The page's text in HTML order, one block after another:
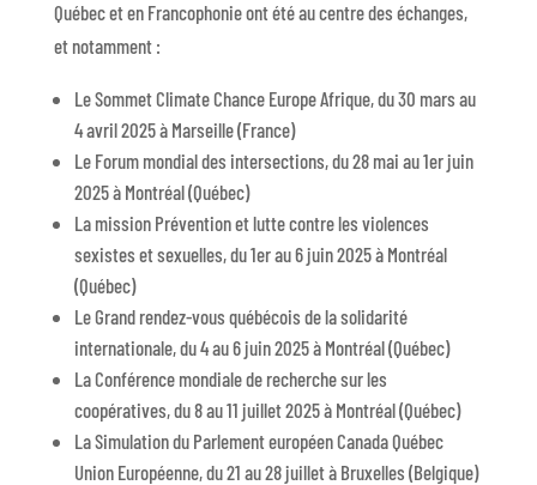
Québec et en Francophonie ont été au centre des échanges,
et notamment :
Le Sommet Climate Chance Europe Afrique, du 30 mars au
4 avril 2025 à Marseille (France)
Le Forum mondial des intersections, du 28 mai au 1er juin
2025 à Montréal (Québec)
La mission Prévention et lutte contre les violences
sexistes et sexuelles, du 1er au 6 juin 2025 à Montréal
(Québec)
Le Grand rendez-vous québécois de la solidarité
internationale, du 4 au 6 juin 2025 à Montréal (Québec)
La Conférence mondiale de recherche sur les
coopératives, du 8 au 11 juillet 2025 à Montréal (Québec)
La Simulation du Parlement européen Canada Québec
Union Européenne, du 21 au 28 juillet à Bruxelles (Belgique)